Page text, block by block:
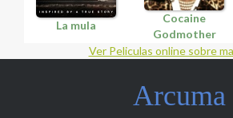
La mula
Cocaine
Godmother
Ver Peliculas online sobre
Arcuma